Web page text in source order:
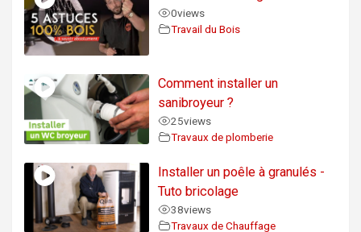
0views
Travail du Bois
Comment installer un
sanibroyeur ?
25views
Travaux de plomberie
Installer un poêle à granulés -
Tuto bricolage
38views
Travaux de Chauffage